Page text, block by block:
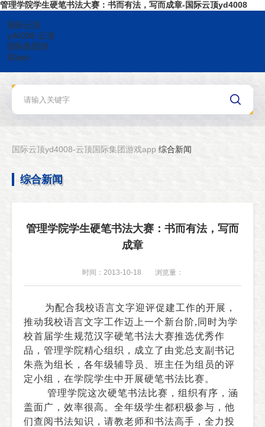
管理学院学生硬笔书法大赛：书而有法，写而成章-国际云顶yd4008
国际云顶
yd4008-云顶
国际集团游
戏app
国际云顶yd4008-云顶国际集团游戏app 综合新闻
综合新闻
管理学院学生硬笔书法大赛：书而有法，写而
成章
时间：2013-10-18 浏览量：
为配合我校语言文字迎评促建工作的开展，
推动我校语言文字工作迈上一个新台阶, 同时为学
校首届学生规范汉字硬笔书法大赛推选优秀作
品，管理学院精心组织，成立了由党总支副书记
朱燕为组长，各年级辅导员、班主任为组员的评
定小组，在学院学生中开展硬笔书法比赛。
管理学院这次硬笔书法比赛，组织有序，涵
盖面广，效率很高。全年级学生都积极参与，他
们查阅书法知识，请教老师和书法高手，全力投